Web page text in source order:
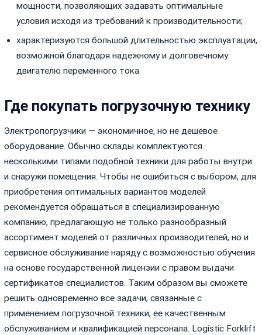
мощности, позволяющих задавать оптимальные
условия исходя из требований к производительности;
характеризуются большой длительностью эксплуатации,
возможной благодаря надежному и долговечному
двигателю переменного тока.
Где покупать погрузочную технику
Электропогрузчики — экономичное, но не дешевое
оборудование. Обычно склады комплектуются
несколькими типами подобной техники для работы внутри
и снаружи помещения. Чтобы не ошибиться с выбором, для
приобретения оптимальных вариантов моделей
рекомендуется обращаться в специализированную
компанию, предлагающую не только разнообразный
ассортимент моделей от различных производителей, но и
сервисное обслуживание наряду с возможностью обучения
на основе государственной лицензии с правом выдачи
сертификатов специалистов. Таким образом вы сможете
решить одновременно все задачи, связанные с
применением погрузочной техники, ее качественным
обслуживанием и квалификацией персонала. Logistic Forklift